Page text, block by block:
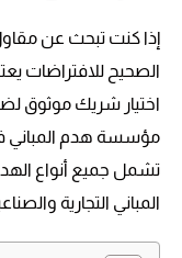
إذا كنت تبحث عن
الصحيح للافتراضات
اختيار شريك موثوق
مؤسسة هدم المباني
تشمل جميع أنواع
المباني التجارية